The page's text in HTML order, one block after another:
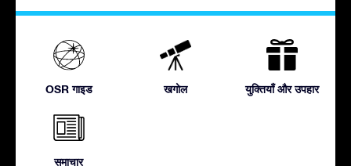
OSR गाइड खगोल युक्तियाँ और उपहार
समाचार